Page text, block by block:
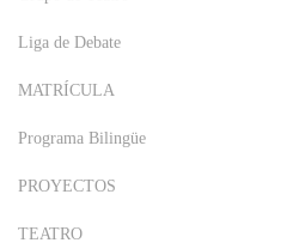
Liga de Debate
MATRÍCULA
Programa Bilingüe
PROYECTOS
TEATRO